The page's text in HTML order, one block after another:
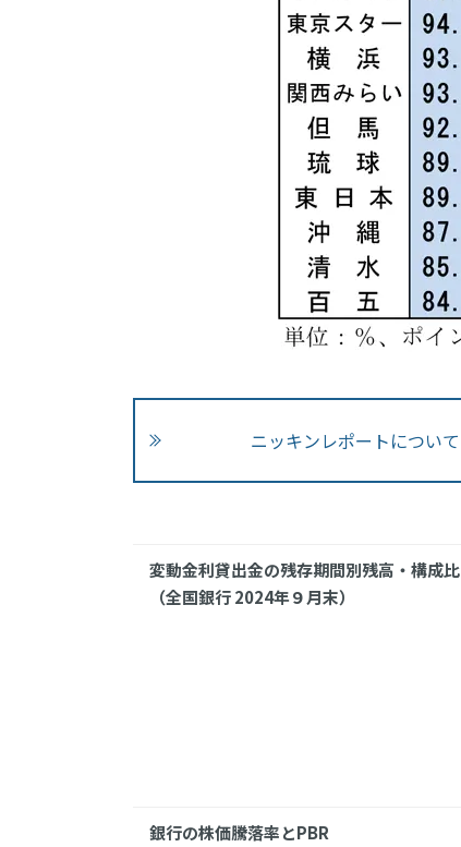
ニッキンレポートについて
変動金利貸出金の残存期間別残高・構成比
（全国銀行 2024年９月末）
銀行の株価騰落率とPBR